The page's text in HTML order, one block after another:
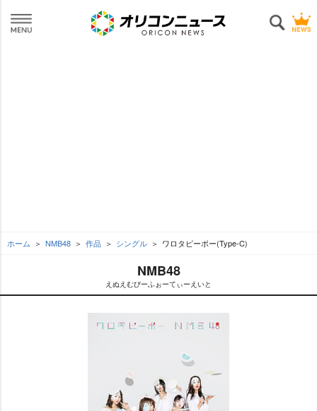
ホーム NMB48 作品 シングル ワロタピーポー(Type-C)
NMB48
えぬえむびーふぉーてぃーえいと